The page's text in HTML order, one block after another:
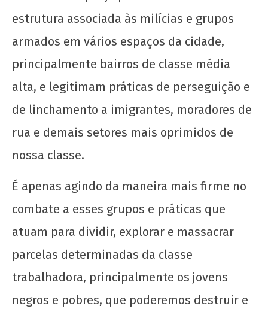
2 de
fevereiro
wp-
admin
Manifesto por uma Universidade Popular para
o 72º CONEG da UNE
estrutura associada às milícias e grupos
armados em vários espaços da cidade,
principalmente bairros de classe média
alta, e legitimam práticas de perseguição e
de linchamento a imigrantes, moradores de
rua e demais setores mais oprimidos de
nossa classe.
É apenas agindo da maneira mais firme no
combate a esses grupos e práticas que
atuam para dividir, explorar e massacrar
parcelas determinadas da classe
trabalhadora, principalmente os jovens
negros e pobres, que poderemos destruir e